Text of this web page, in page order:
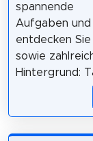
spannende
Aufgaben und
entdecken
sowie
Hintergrund: